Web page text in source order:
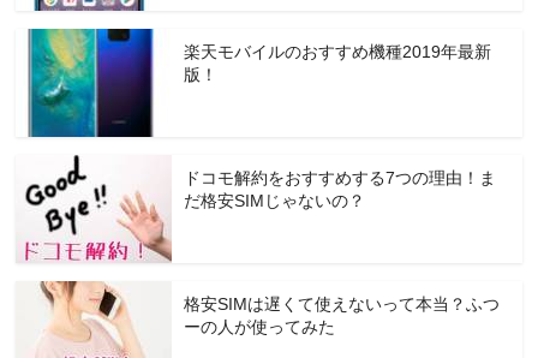
楽天モバイルのおすすめ機種2019年最新
版！
ドコモ解約をおすすめする7つの理由！ま
だ格安SIMじゃないの？
格安SIMは遅くて使えないって本当？ふつ
ーの人が使ってみた